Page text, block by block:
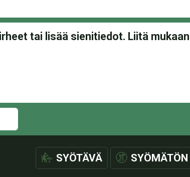
SYÖTÄVÄ SYÖMÄTÖN